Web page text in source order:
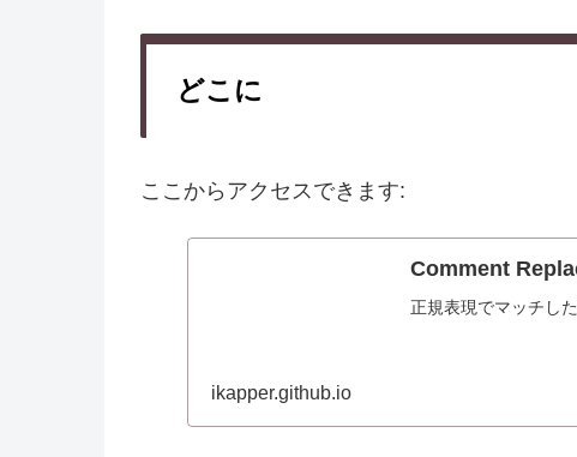
どこに
ここからアクセスできます:
Comment
正規表現でマッチし
ikapper.github.io